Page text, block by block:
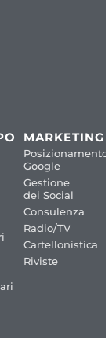
MARKETING
Posizionamento
Google
Gestione
dei Social
Consulenza
Radio/TV
Cartellonistica
Riviste